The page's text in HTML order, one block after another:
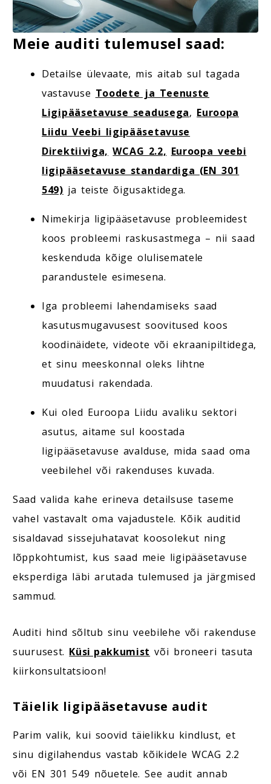
Meie auditi tulemusel saad:
Detailse ülevaate, mis aitab sul tagada
vastavuse Toodete ja Teenuste
Ligipääsetavuse seadusega, Euroopa
Liidu Veebi ligipääsetavuse
Direktiiviga, WCAG 2.2, Euroopa veebi
ligipääsetavuse standardiga (EN 301
549) ja teiste õigusaktidega.
Nimekirja ligipääsetavuse probleemidest
koos probleemi raskusastmega – nii saad
keskenduda kõige olulisematele
parandustele esimesena.
Iga probleemi lahendamiseks saad
kasutusmugavusest soovitused koos
koodinäidete, videote või ekraanipiltidega,
et sinu meeskonnal oleks lihtne
muudatusi rakendada.
Kui oled Euroopa Liidu avaliku sektori
asutus, aitame sul koostada
ligipääsetavuse avalduse, mida saad oma
veebilehel või rakenduses kuvada.
Saad valida kahe erineva detailsuse taseme
vahel vastavalt oma vajadustele. Kõik auditid
sisaldavad sissejuhatavat koosolekut ning
lõppkohtumist, kus saad meie ligipääsetavuse
eksperdiga läbi arutada tulemused ja järgmised
sammud.
Auditi hind sõltub sinu veebilehe või rakenduse
suurusest. Küsi pakkumist või broneeri tasuta
kiirkonsultatsioon!
Täielik ligipääsetavuse audit
Parim valik, kui soovid täielikku kindlust, et
sinu digilahendus vastab kõikidele WCAG 2.2
või EN 301 549 nõuetele. See audit annab